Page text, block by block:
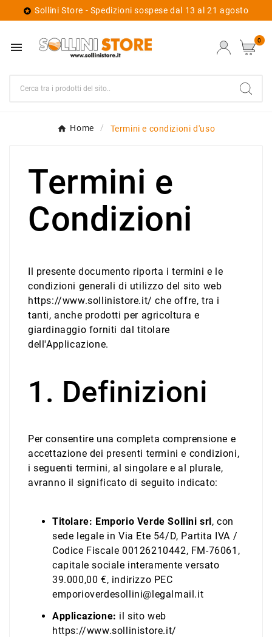
 Sollini Store - Spedizioni sospese dal 13 al 21 agosto
 0
Home Termini e condizioni d'uso
Termini e
Condizioni
Il presente documento riporta i termini e le
condizioni generali di utilizzo del sito web
https://www.sollinistore.it/ che offre, tra i
tanti, anche prodotti per agricoltura e
giardinaggio forniti dal titolare
dell'Applicazione.
1. Definizioni
Per consentire una completa comprensione e
accettazione dei presenti termini e condizioni,
i seguenti termini, al singolare e al plurale,
avranno il significato di seguito indicato:
Titolare: Emporio Verde Sollini srl, con
sede legale in Via Ete 54/D, Partita IVA /
Codice Fiscale 00126210442, FM-76061,
capitale sociale interamente versato
39.000,00 €, indirizzo PEC
emporioverdesollini@legalmail.it
Applicazione: il sito web
https://www.sollinistore.it/